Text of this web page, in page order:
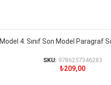
SEPETE EKLE
Model 4. Sınıf Son Model Paragraf
SKU: 9786257346283
₺209,00